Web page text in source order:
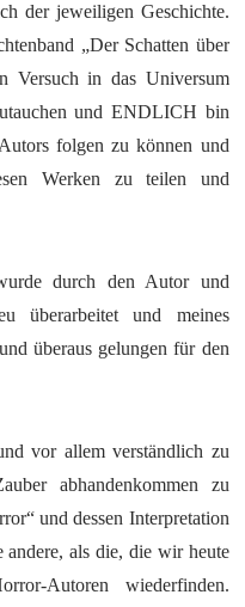
der jeweiligen Geschichte.
„Der Schatten über
Versuch in das Universum
und ENDLICH bin
folgen zu können und
Werken zu teilen und
durch den Autor und
überarbeitet und meines
überaus gelungen für den
vor allem verständlich zu
abhandenkommen zu
und dessen Interpretation
andere, als die, die wir heute
Autoren wiederfinden.